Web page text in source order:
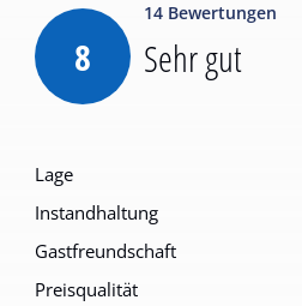
8
14 Bewertungen
Sehr gut
Lage
Instandhaltung
Gastfreundschaft
Preisqualität